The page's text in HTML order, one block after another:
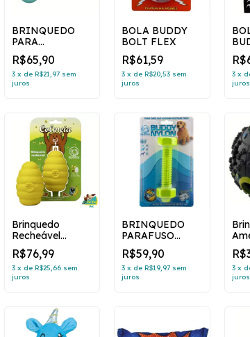
BRINQUEDO
PARA
CACHORRO
ORBIT NYLON
BUDDY TOYS
R$65,90
3 x de R$21,97 sem
juros
BOLA BUDDY
BOLT FLEX
R$61,59
3 x deR$20,53 sem
juros
3 x
juros
Brinquedo
Recheável
Colmeia Buddy
Toys
R$76,99
3 x de R$25,66 sem
juros
BRINQUEDO
PARAFUSO
BUDDY NYLON
R$59,90
3 x deR$19,97 sem
juros
3 x
juros